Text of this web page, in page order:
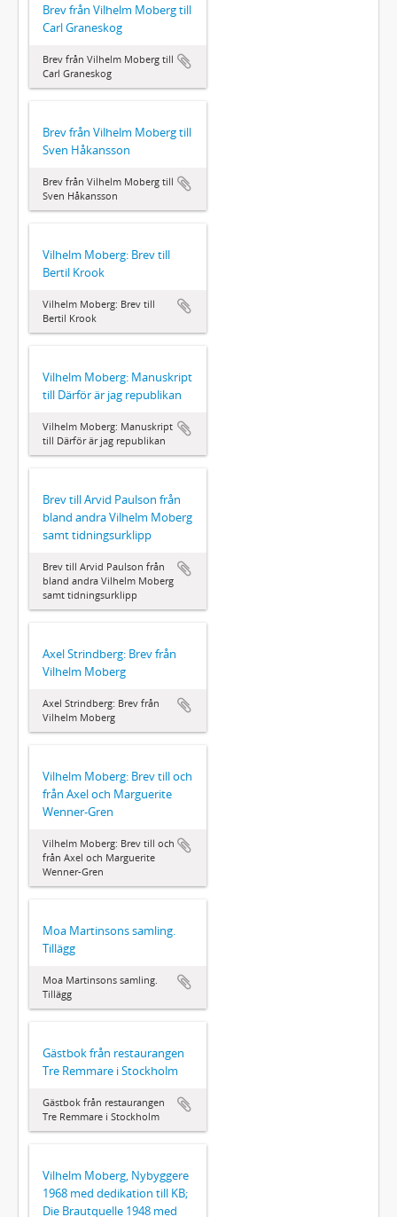
Brev från Vilhelm Moberg till
Carl Graneskog
Brev från Vilhelm Moberg till
Carl Graneskog
Brev från Vilhelm Moberg till
Sven Håkansson
Brev från Vilhelm Moberg till
Sven Håkansson
Vilhelm Moberg: Brev till
Bertil Krook
Vilhelm Moberg: Brev till
Bertil Krook
Vilhelm Moberg: Manuskript
till Därför är jag republikan
Vilhelm Moberg: Manuskript
till Därför är jag republikan
Brev till Arvid Paulson från
bland andra Vilhelm Moberg
samt tidningsurklipp
Brev till Arvid Paulson från
bland andra Vilhelm Moberg
samt tidningsurklipp
Axel Strindberg: Brev från
Vilhelm Moberg
Axel Strindberg: Brev från
Vilhelm Moberg
Vilhelm Moberg: Brev till och
från Axel och Marguerite
Wenner-Gren
Vilhelm Moberg: Brev till och
från Axel och Marguerite
Wenner-Gren
Moa Martinsons samling.
Tillägg
Moa Martinsons samling.
Tillägg
Gästbok från restaurangen
Tre Remmare i Stockholm
Gästbok från restaurangen
Tre Remmare i Stockholm
Vilhelm Moberg, Nybyggere
1968 med dedikation till KB;
Die Brautquelle 1948 med